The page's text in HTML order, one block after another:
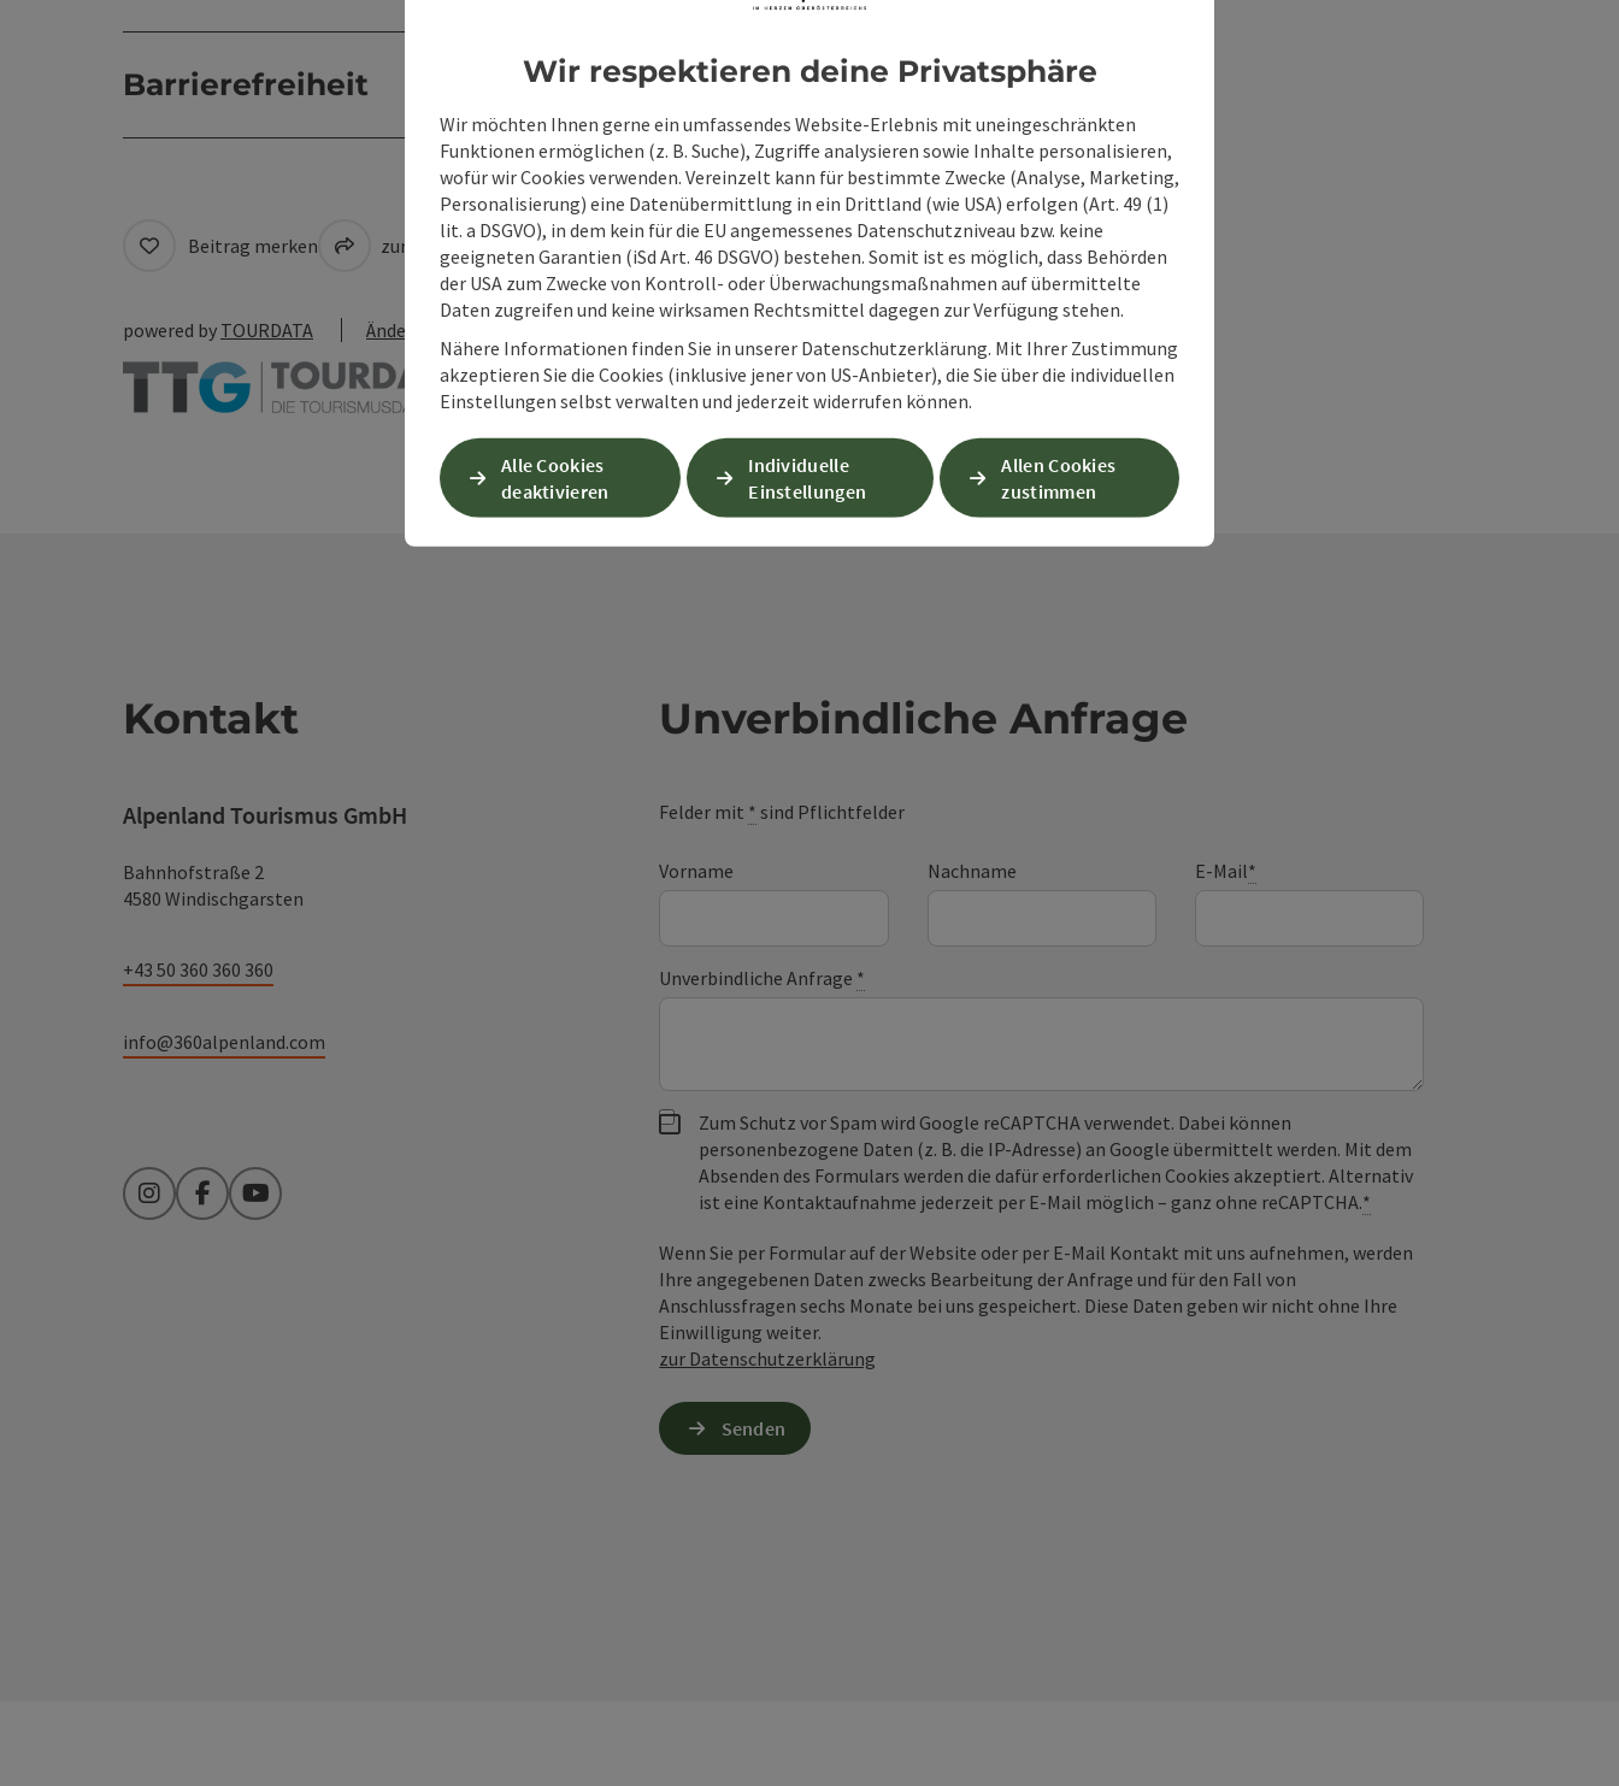
Barrierefreiheit
Beitrag merken zum Merkzettel PDF erstellen Beitrag drucken In der Nähe
powered by TOURDATA Änderung vorschlagen
Kontakt
Alpenland Tourismus GmbH
Bahnhofstraße 2
4580 Windischgarsten
+43 50 360 360 360
info@360alpenland.com
InstagramFacebookYouTube
Unverbindliche Anfrage
Felder mit * sind Pflichtfelder
Vorname Nachname E-Mail*
Unverbindliche Anfrage *
Zum Schutz vor Spam wird Google reCAPTCHA verwendet. Dabei können
personenbezogene Daten (z. B. die IP-Adresse) an Google übermittelt werden. Mit dem
Absenden des Formulars werden die dafür erforderlichen Cookies akzeptiert. Alternativ
ist eine Kontaktaufnahme jederzeit per E-Mail möglich – ganz ohne reCAPTCHA.*
Wenn Sie per Formular auf der Website oder per E-Mail Kontakt mit uns aufnehmen, werden
Ihre angegebenen Daten zwecks Bearbeitung der Anfrage und für den Fall von
Anschlussfragen sechs Monate bei uns gespeichert. Diese Daten geben wir nicht ohne Ihre
Einwilligung weiter.
zur Datenschutzerklärung
Senden
Wir respektieren deine Privatsphäre
Wir möchten Ihnen gerne ein umfassendes Website-Erlebnis mit uneingeschränkten
Funktionen ermöglichen (z. B. Suche), Zugriffe analysieren sowie Inhalte personalisieren,
wofür wir Cookies verwenden. Vereinzelt kann für bestimmte Zwecke (Analyse, Marketing,
Personalisierung) eine Datenübermittlung in ein Drittland (wie USA) erfolgen (Art. 49 (1)
lit. a DSGVO), in dem kein für die EU angemessenes Datenschutzniveau bzw. keine
geeigneten Garantien (iSd Art. 46 DSGVO) bestehen. Somit ist es möglich, dass Behörden
der USA zum Zwecke von Kontroll- oder Überwachungsmaßnahmen auf übermittelte
Daten zugreifen und keine wirksamen Rechtsmittel dagegen zur Verfügung stehen.
Nähere Informationen finden Sie in unserer Datenschutzerklärung. Mit Ihrer Zustimmung
akzeptieren Sie die Cookies (inklusive jener von US-Anbieter), die Sie über die individuellen
Einstellungen selbst verwalten und jederzeit widerrufen können.
Alle Cookies
deaktivieren
Individuelle
Einstellungen
Allen Cookies
zustimmen